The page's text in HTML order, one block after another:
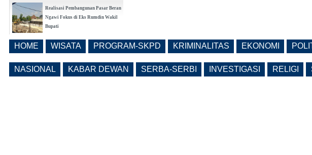
Realisasi Pembangunan Pasar Beran
Ngawi Fokus di Eks Rumdin Wakil
Bupati
(0 Reply(s))
HOME WISATA PROGRAM-SKPD KRIMINALITAS EKONOMI
NASIONAL KABAR DEWAN SERBA-SERBI INVESTIGASI RELIGI